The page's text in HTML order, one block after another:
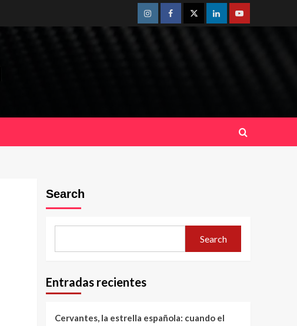
InstagramFacebookTwitterLinkedinYoutube
Search
Search
Entradas recientes
Cervantes, la estrella española: cuando el